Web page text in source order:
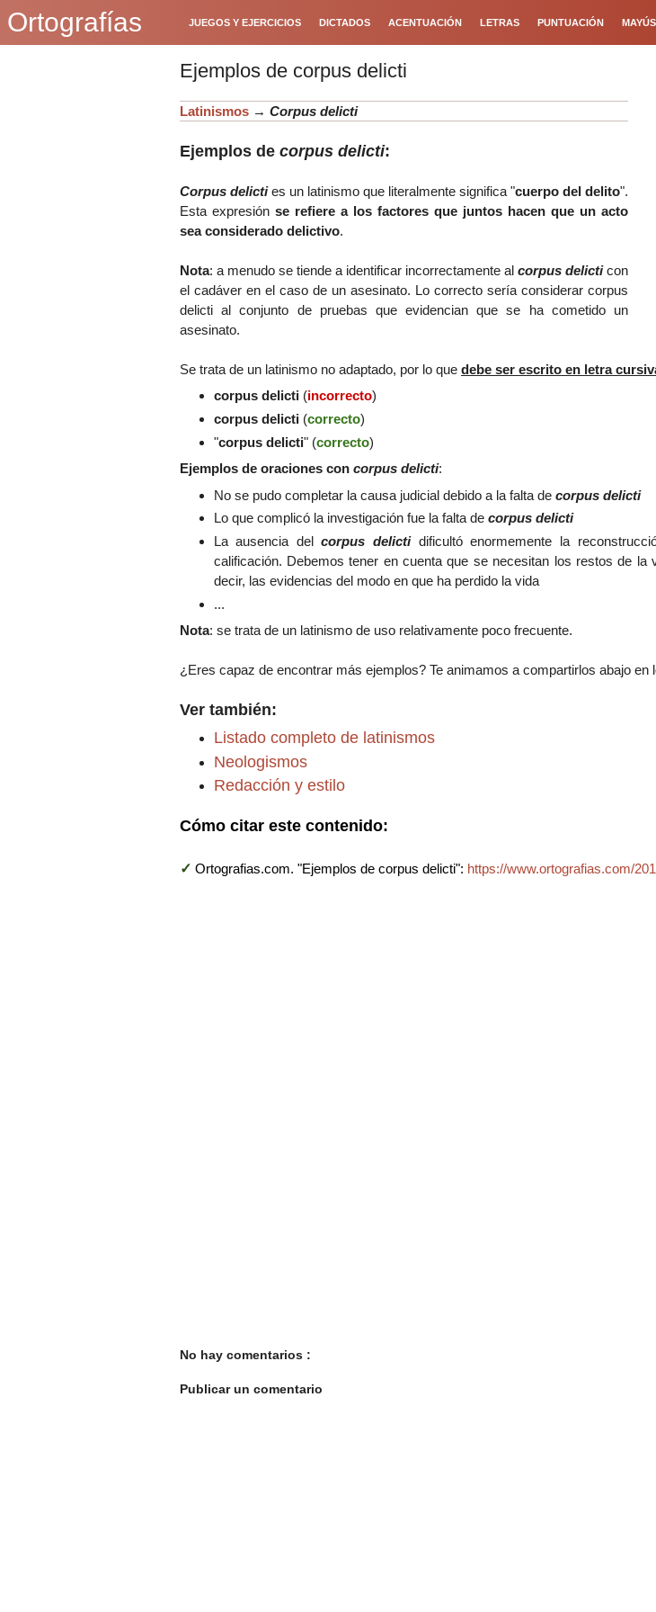
Ortografías JUEGOS Y EJERCICIOS DICTADOS ACENTUACIÓN LETRAS PUNTUACIÓN
Ejemplos de corpus delicti
Latinismos → Corpus delicti
Ejemplos de corpus delicti:
Corpus delicties un latinismo que literalmente significa "cuerpo del delito".
Esta expresión se refiere a los factores que juntos hacen que un acto
sea considerado delictivo.
Nota: a menudo se tiende a identificar incorrectamente al corpus delicticon
el cadáver en el caso de un asesinato. Lo correcto sería considerar corpus
delicti al conjunto de pruebas que evidencian que se ha cometido un
asesinato.
Se trata de un latinismo no adaptado, por lo que debe ser escrito en letra
corpus delicti(incorrecto)
corpus delicti(correcto)
"corpus delicti" (correcto)
Ejemplos de oraciones con corpus delicti:
No se pudo completar la causa judicial debido a la falta de corpus delicti
Lo que complicó la investigación fue la falta de corpus delicti
La ausencia delcorpus delictidificultó enormemente la
calificación. Debemos tener en cuenta que se necesitan los restos de la
decir, las evidencias del modo en que ha perdido la vida
...
Nota: se trata de un latinismo de uso relativamente poco frecuente.
¿Eres capaz de encontrar más ejemplos? Te animamos a compartirlos abajo en
Ver también:
Listado completo de latinismos
Neologismos
Redacción y estilo
Cómo citar este contenido:
✓ Ortografias.com. "Ejemplos de corpus delicti": https://www.ortografias.com/
No hay comentarios :
Publicar un comentario